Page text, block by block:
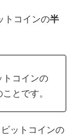
トコインの半
トコインの
とです。
ットコインの